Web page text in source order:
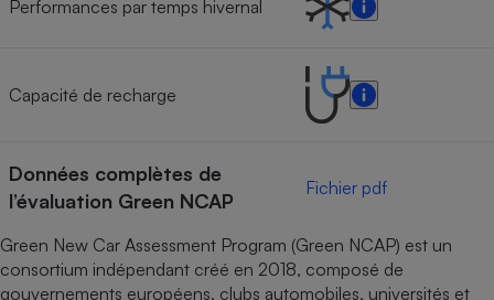
Performances par temps hivernal
Capacité de recharge
Données complètes de
l’évaluation Green NCAP
Fichier pdf
Green New Car Assessment Program (Green NCAP) est un
consortium indépendant créé en 2018, composé de
gouvernements européens, clubs automobiles, universités et